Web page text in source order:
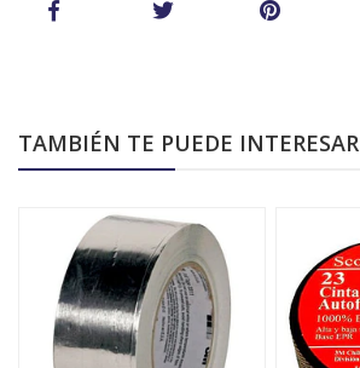
TAMBIÉN TE PUEDE INTERESAR